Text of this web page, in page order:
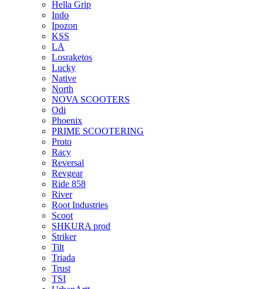
Hella Grip
Indo
Ipozon
KSS
LA
Losraketos
Lucky
Native
North
NOVA SCOOTERS
Odi
Phoenix
PRIME SCOOTERING
Proto
Racy
Reversal
Revgear
Ride 858
River
Root Industries
Scoot
SHKURA рrоd
Striker
Tilt
Triada
Trust
TSI